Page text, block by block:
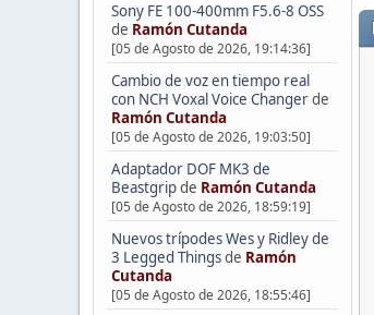
Sony FE 100-400mm F5.6-8 OSS
de Ramón Cutanda
[05 de Agosto de 2026, 19:14:36]
Cambio de voz en tiempo real
con NCH Voxal Voice Changerde
Ramón Cutanda
[05 de Agosto de 2026, 19:03:50]
Adaptador DOF MK3 de
Beastgripde Ramón Cutanda
[05 de Agosto de 2026, 18:59:19]
Nuevos trípodes Wes y Ridley de
3 Legged Thingsde Ramón
Cutanda
[05 de Agosto de 2026, 18:55:46]